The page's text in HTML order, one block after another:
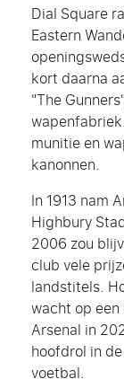
Dial Square
Eastern
kort daarna
"The
munitie en
kanonnen.
In 1913 nam
Highbury
2006 zou
club vele
landstitels.
wacht op
Arsenal in
hoofdrol in
voetbal.